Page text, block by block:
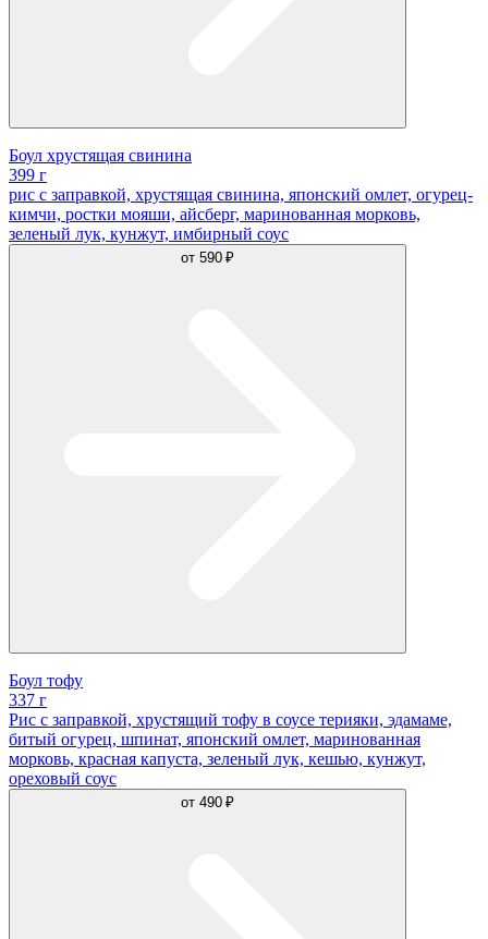
Боул хрустящая свинина
399 г
рис с заправкой, хрустящая свинина, японский омлет, огурец-
кимчи, ростки мояши, айсберг, маринованная морковь,
зеленый лук, кунжут, имбирный соус
от 590 ₽
Боул тофу
337 г
Рис с заправкой, хрустящий тофу в соусе терияки, эдамаме,
битый огурец, шпинат, японский омлет, маринованная
морковь, красная капуста, зеленый лук, кешью, кунжут,
ореховый соус
от 490 ₽